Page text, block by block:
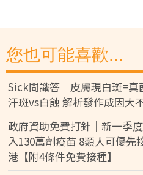
您也可能喜歡...
Sick問識答｜皮膚現白斑=
汗斑vs白蝕 解析發作成因大
政府資助免費打針｜新一季
入130萬劑疫苗 8類人可優先
港【附4條件免費接種】